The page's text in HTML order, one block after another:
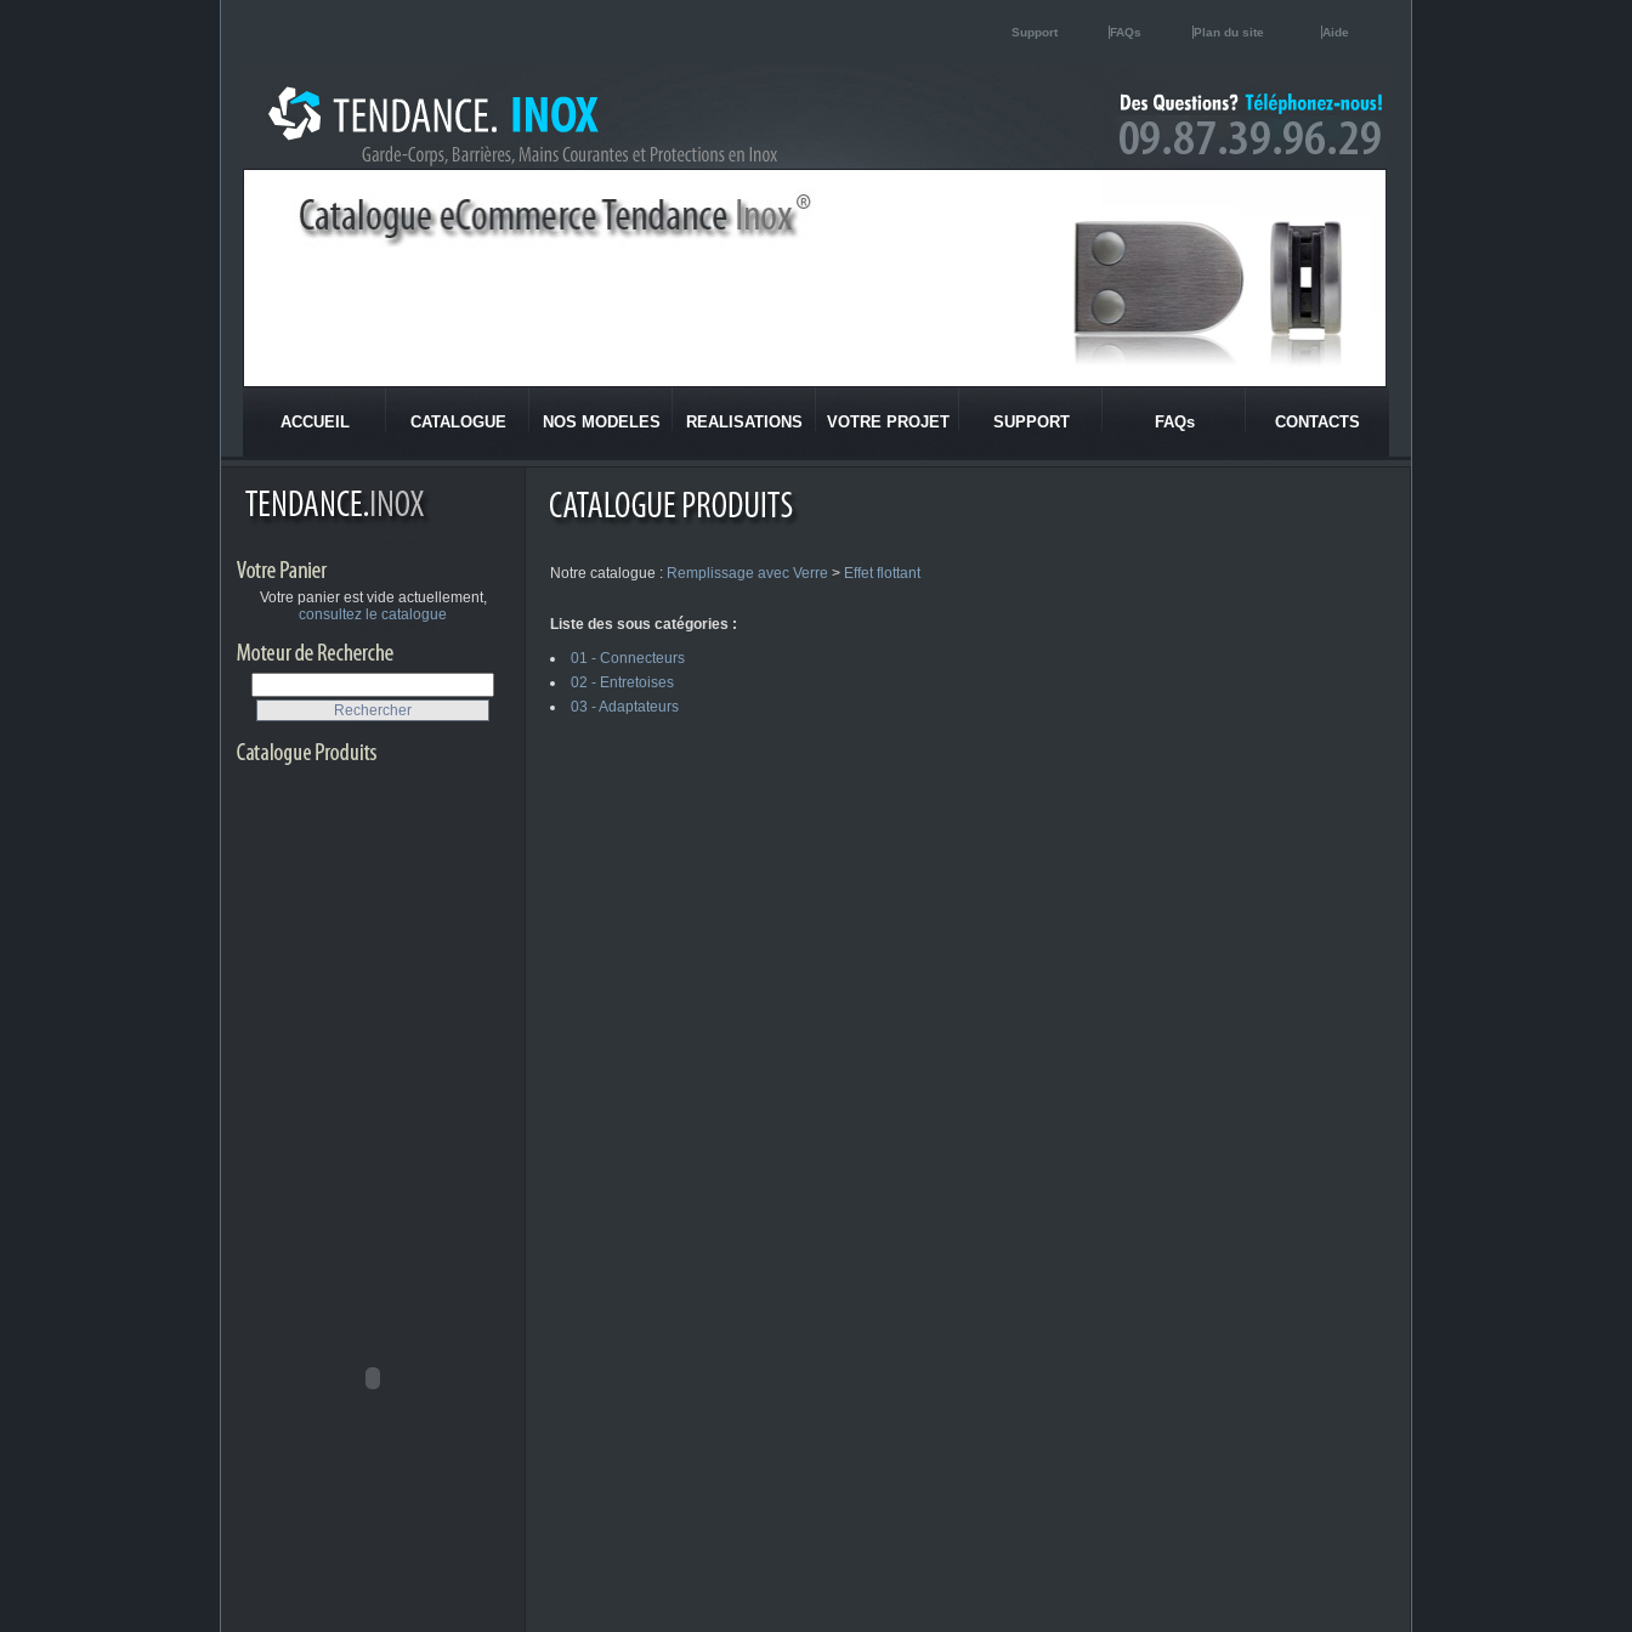
Support FAQs Plan du site Aide
ACCUEIL CATALOGUE NOS MODELES REALISATIONS VOTRE PROJET SUPPORT FAQs CONTACTS
Votre panier est vide actuellement,
consultez le catalogue
Notre catalogue : Remplissage avec Verre > Effet flottant
Liste des sous catégories :
01 - Connecteurs
02 - Entretoises
03 - Adaptateurs